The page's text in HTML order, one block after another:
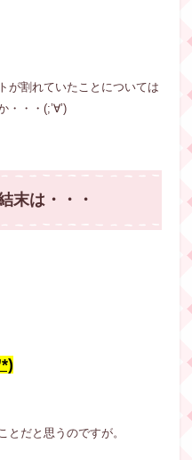
が割れていたことについては
・・・(;’∀’)
末は・・・
とだと思うのですが。